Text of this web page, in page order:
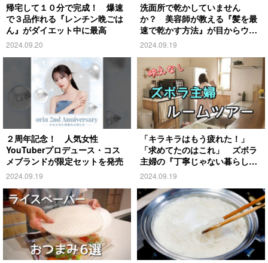
帰宅して１０分で完成！ 爆速
で３品作れる『レンチン晩ごは
ん』がダイエット中に最高
2024.09.20
洗面所で乾かしていません
か？ 美容師が教える『髪を最
速で乾かす方法』が目からウロ
コ
2024.09.19
２周年記念！ 人気女性
YouTuberプロデュース・コス
メブランドが限定セットを発売
2024.09.19
「キラキラはもう疲れた！」
「求めてたのはこれ」 ズボラ
主婦の『丁寧じゃない暮らし』
がこちら
2024.09.19